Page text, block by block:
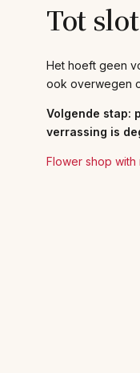
Tot
Het hoeft geen
ook overwegen
Volgende stap:
verrassing is
Flower shop with